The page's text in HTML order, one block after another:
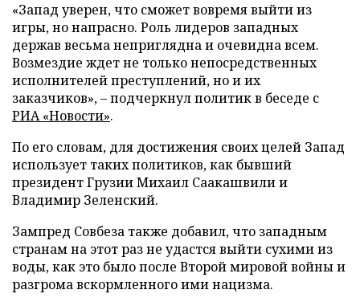
«Запад уверен, что сможет вовремя выйти из
игры, но напрасно. Роль лидеров западных
держав весьма неприглядна и очевидна всем.
Возмездие ждет не только непосредственных
исполнителей преступлений, но и их
заказчиков», – подчеркнул политик в беседе с
РИА «Новости».
По его словам, для достижения своих целей Запад
использует таких политиков, как бывший
президент Грузии Михаил Саакашвили и
Владимир Зеленский.
Зампред Совбеза также добавил, что западным
странам на этот раз не удастся выйти сухими из
воды, как это было после Второй мировой войны и
разгрома вскормленного ими нацизма.